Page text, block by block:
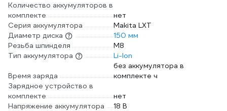
Количество аккумуляторов в
комплекте
нет
Серия аккумулятора
Makita LXT
Диаметр диска
150 мм
Резьба шпинделя
M8
Тип аккумулятора
Li-Ion
Время заряда
без аккумулятора в
комплекте ч
Зарядное устройство в
комплекте
нет
Напряжение аккумулятора
18 В